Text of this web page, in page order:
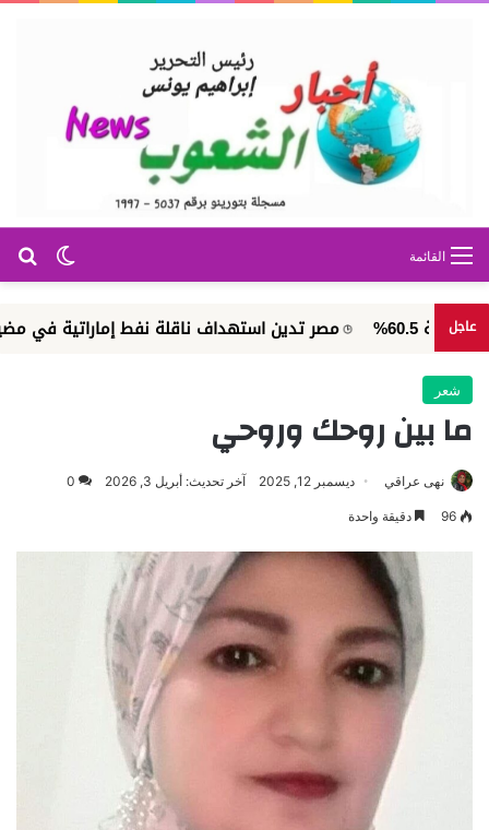
الوضع القائمة
عاجل مصر تدين استهداف ناقلة نفط إماراتية في مضيق هرمز
شعر
ما بين روحك وروحي
نهى عراقي ديسمبر 12, 2025 آخر تحديث: أبريل 3, 2026 0
96 دقيقة واحدة